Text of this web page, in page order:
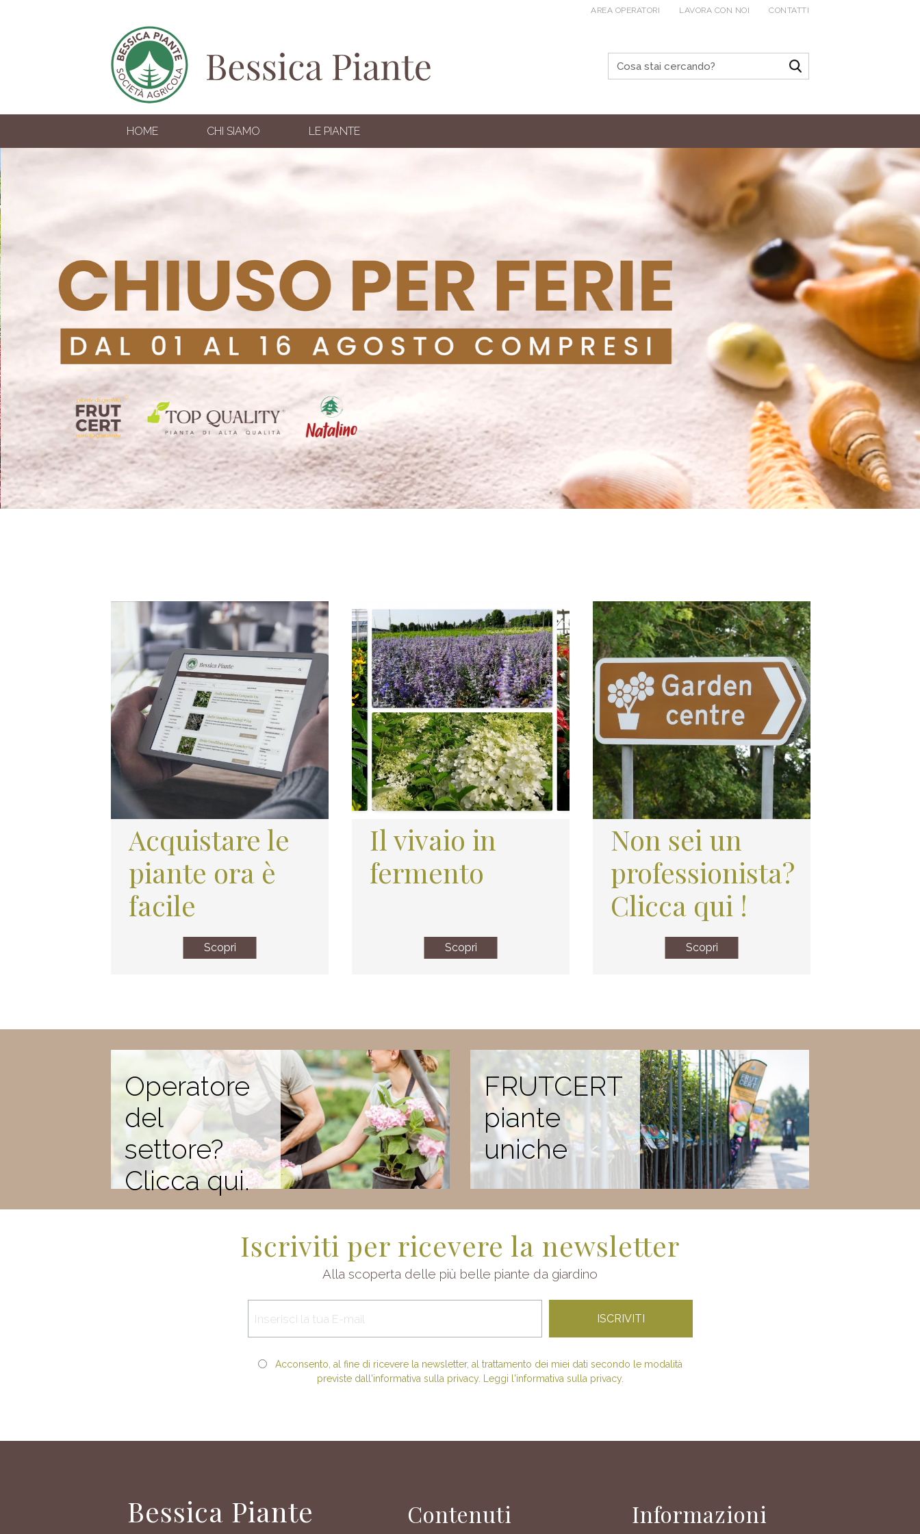
AREA OPERATORI LAVORA CON NOI CONTATTI
HOME CHI SIAMO LE PIANTE
Acquistare le
piante ora è
facile
Scopri
Il vivaio in
fermento
Scopri
Non sei un
professionista?
Clicca qui !
Scopri
Operatore
del
settore?
Clicca qui.
FRUTCERT
piante
uniche
Iscriviti per ricevere la newsletter
Alla scoperta delle più belle piante da giardino
Acconsento, al fine di ricevere la newsletter, al trattamento dei miei dati secondo le modalità
previste dall'informativa sulla privacy. Leggi l'informativa sulla privacy.
Bessica Piante Contenuti Informazioni